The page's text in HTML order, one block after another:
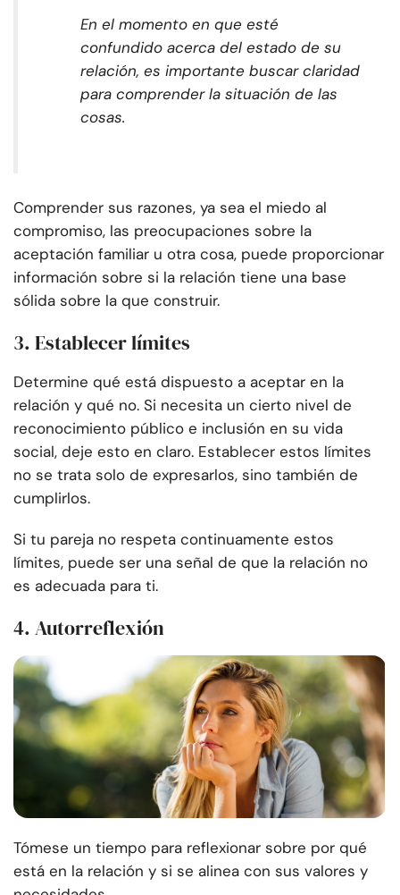
En el momento en que esté
confundido acerca del estado de su
relación, es importante buscar claridad
para comprender la situación de las
cosas.
Comprender sus razones, ya sea el miedo al
compromiso, las preocupaciones sobre la
aceptación familiar u otra cosa, puede proporcionar
información sobre si la relación tiene una base
sólida sobre la que construir.
3. Establecer límites
Determine qué está dispuesto a aceptar en la
relación y qué no. Si necesita un cierto nivel de
reconocimiento público e inclusión en su vida
social, deje esto en claro. Establecer estos límites
no se trata solo de expresarlos, sino también de
cumplirlos.
Si tu pareja no respeta continuamente estos
límites, puede ser una señal de que la relación no
es adecuada para ti.
4. Autorreflexión
Tómese un tiempo para reflexionar sobre por qué
está en la relación y si se alinea con sus valores y